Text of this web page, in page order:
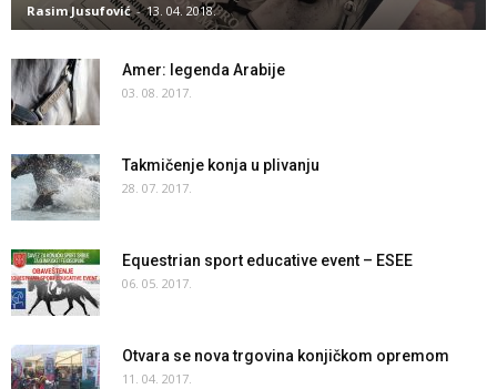
Rasim Jusufović - 13. 04. 2018.
Amer: legenda Arabije
03. 08. 2017.
Takmičenje konja u plivanju
28. 07. 2017.
Equestrian sport educative event – ESEE
06. 05. 2017.
Otvara se nova trgovina konjičkom opremom
11. 04. 2017.